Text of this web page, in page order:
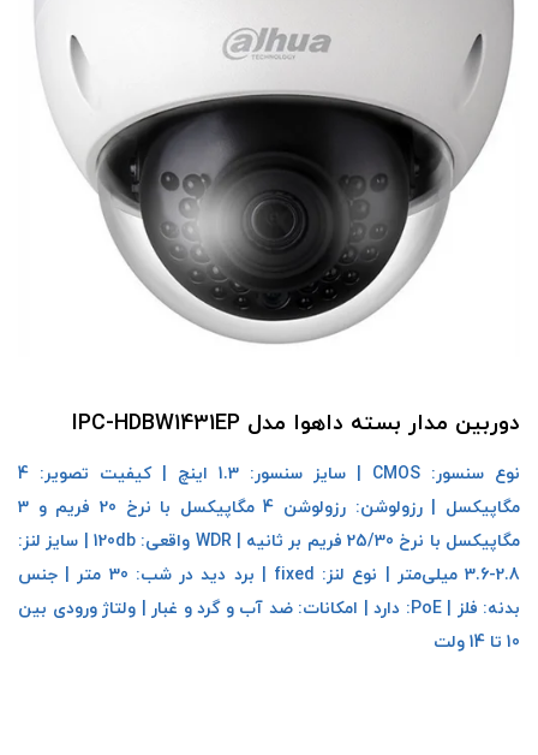
دوربین مدار بسته داهوا مدل IPC-HDBW1431EP
نوع سنسور: CMOS | سایز سنسور: 1.3 اینچ | کیفیت تصویر: 4
مگاپیکسل | رزولوشن: رزولوشن 4 مگاپیکسل با نرخ 20 فریم و 3
مگاپیکسل با نرخ 25/30 فریم بر ثانیه | WDR واقعی: 120db | سایز لنز:
2.8-3.6 میلی‌متر | نوع لنز: fixed | برد دید در شب: 30 متر | جنس
بدنه: فلز | PoE: دارد | امکانات: ضد آب و گرد و غبار
| ولتاژ ورودی بین
10 تا 14 ولت